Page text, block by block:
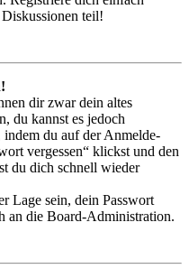
teil!
dir zwar dein altes
du kannst es jedoch
indem du auf der Anmelde-
vergessen“ klickst und den
du dich schnell wieder
Lage sein, dein Passwort
an die Board-Administration.